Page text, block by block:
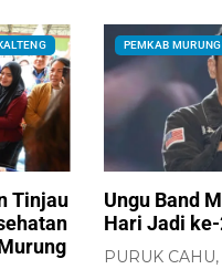
Tinjau
PEMKAB MURUNG
Ungu Band
Hari Jadi
PURUK